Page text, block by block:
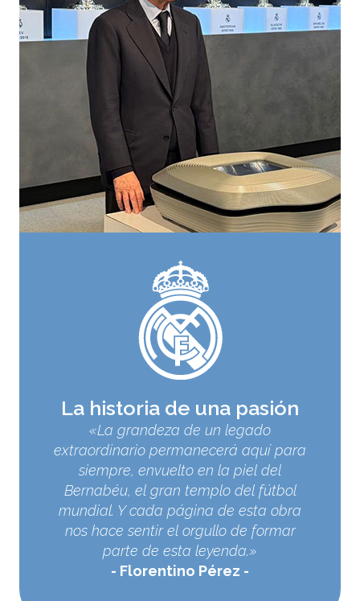
La historia de una pasión
«La grandeza de un legado
extraordinario permanecerá aquí para
siempre, envuelto en la piel del
Bernabéu, el gran templo del fútbol
mundial. Y cada página de esta obra
nos hace sentir el orgullo de formar
parte de esta leyenda.»
Florentino Pérez